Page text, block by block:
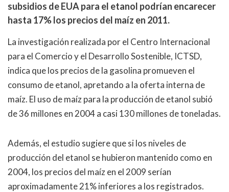
subsidios de EUA para el etanol podrían encarecer
hasta 17% los precios del maíz en 2011.
La investigación realizada por el Centro Internacional
para el Comercio y el Desarrollo Sostenible, ICTSD,
indica que los precios de la gasolina promueven el
consumo de etanol, apretando a la oferta interna de
maíz. El uso de maíz para la producción de etanol subió
de 36 millones en 2004 a casi 130 millones de toneladas.
Además, el estudio sugiere que si los niveles de
producción del etanol se hubieron mantenido como en
2004, los precios del maíz en el 2009 serían
aproximadamente 21% inferiores a los registrados.